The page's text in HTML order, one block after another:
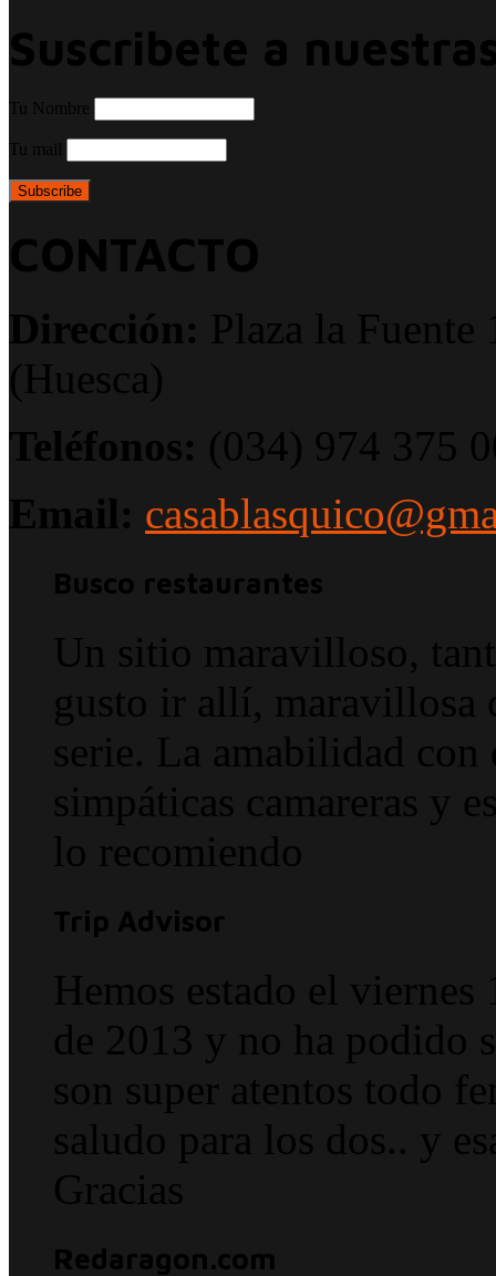
Suscribete a
Tu Nombre
Tu mail
CONTACTO
Dirección: Plaza la
(Huesca)
Teléfonos: (034) 974 375
Email:
Busco restaurantes
Un sitio maravilloso,
gusto ir allí, maravillosa
serie. La amabilidad
simpáticas camareras y
lo recomiendo
Trip Advisor
Hemos estado el
de 2013 y no ha podido
son super atentos todo
saludo para los dos.. y
Gracias
Redaragon.com